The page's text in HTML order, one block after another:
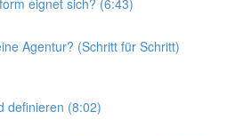
Agentur? (Schritt für Schritt)
definieren (8:02)